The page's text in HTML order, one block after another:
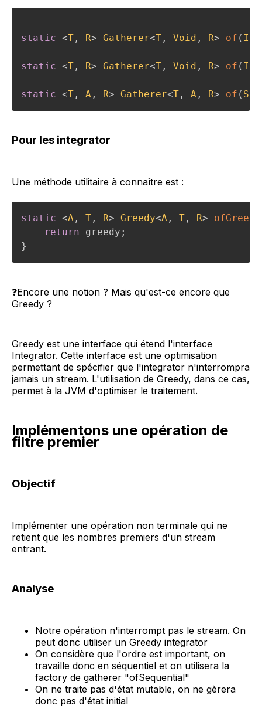
static <T , R> Gatherer<T , Void , R> of (
static <T , R> Gatherer<T , Void , R> of (
static <T , A , R> Gatherer<T , A , R> of (
Pour les integrator
Une méthode utilitaire à connaître est :
static <A , T , R> Greedy<A , T , R> ofGreedy
return greedy ;
}
❓Encore une notion ? Mais qu'est-ce encore que
Greedy ?
Greedy est une interface qui étend l'interface
Integrator. Cette interface est une optimisation
permettant de spécifier que l'integrator n'interrompra
jamais un stream. L'utilisation de Greedy, dans ce cas,
permet à la JVM d'optimiser le traitement.
Implémentons une opération de
filtre premier
Objectif
Implémenter une opération non terminale qui ne
retient que les nombres premiers d'un stream
entrant.
Analyse
Notre opération n'interrompt pas le stream. On
peut donc utiliser un Greedy integrator
On considère que l'ordre est important, on
travaille donc en séquentiel et on utilisera la
factory de gatherer "ofSequential"
On ne traite pas d'état mutable, on ne gèrera
donc pas d'état initial